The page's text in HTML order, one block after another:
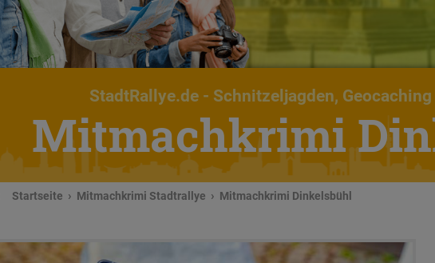
StadtRallye.de- Schnitzeljagden,
Mitmachkrimi
Startseite Mitmachkrimi Stadtrallye Mitmachkrimi Dinkelsbühl